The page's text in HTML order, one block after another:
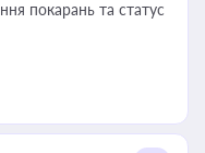
покарань та статус